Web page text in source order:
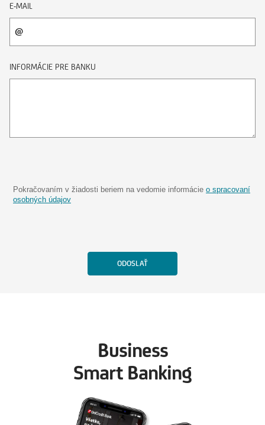
E-MAIL
INFORMÁCIE PRE BANKU
Pokračovaním v žiadosti beriem na vedomie informácie o spracovaní
osobných údajov
Business
Smart Banking